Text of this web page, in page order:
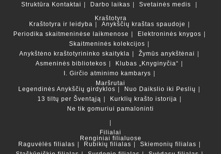
Struktūra Kontaktai Darbo laikas
Svetainės medis
Kraštotyra
Kraštotyra ir leidyba
Anykščių kraštas spaudoje
Periodika skaitmeninėse laikmenose
Elektroninės knygos
Skaitmeninės kolekcijos
Anykštėno kraštotyrininko skaitykla
Žymūs anykštėnai
Asmeninės bibliotekos
Klubas „Knyginyčia“
I. Girčio atminimo kambarys
Maršrutai
Legendinės Anykščių girdyklos
Nuo Daikslio iki Peslių
13 tiltų per Šventąją
Kurklių krašto istorija
Ne tik gomuriui pamaloninti
Filialai
Renginiai filialuose
Raguvėlės filialas
Rubikių filialas
Skiemonių filialas